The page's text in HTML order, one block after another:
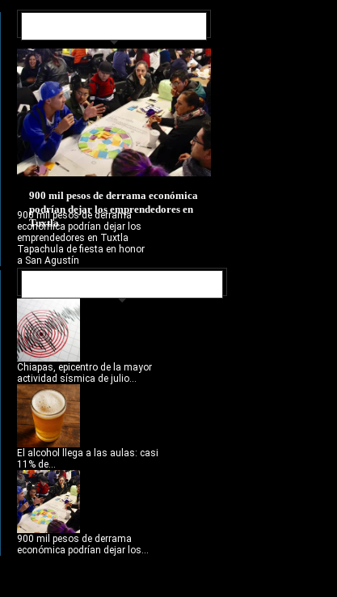
900 mil pesos de derrama económica
podrían dejar los emprendedores en
Tuxtla
900 mil pesos de derrama
económica podrían dejar los
emprendedores en Tuxtla
Tapachula de fiesta en honor
a San Agustín
Chiapas, epicentro de la mayor
actividad sísmica de julio...
El alcohol llega a las aulas: casi
11% de...
900 mil pesos de derrama
económica podrían dejar los...